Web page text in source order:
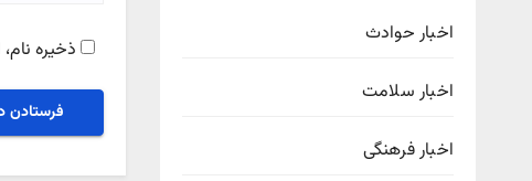
اخبار حوادث
اخبار سلامت
اخبار فرهنگی
ذخیره